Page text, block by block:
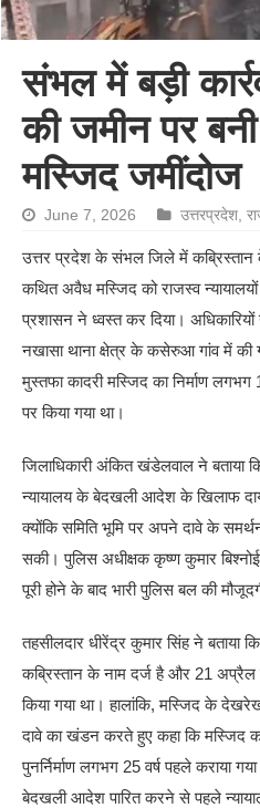
संभल में बड़ी
की जमीन पर
मस्जिद जमींदोज
June 7, 2026 उत्तरप्रदेश ,
उत्तर प्रदेश के संभल जिले में कब्रिस्तान
कथित अवैध मस्जिद को राजस्व
प्रशासन ने ध्वस्त कर दिया। अधिकारियों
नखासा थाना क्षेत्र के कसेरुआ गांव में की
मुस्तफा कादरी मस्जिद का निर्माण लगभग
पर किया गया था।
जिलाधिकारी अंकित खंडेलवाल ने बताया
न्यायालय के बेदखली आदेश के खिलाफ
क्योंकि समिति भूमि पर अपने दावे के
सकी। पुलिस अधीक्षक कृष्ण कुमार
पूरी होने के बाद भारी पुलिस बल की
तहसीलदार धीरेंद्र कुमार सिंह ने बताया
कब्रिस्तान के नाम दर्ज है और 21
किया गया था। हालांकि, मस्जिद के
दावे का खंडन करते हुए कहा कि मस्जिद
पुनर्निर्माण लगभग 25 वर्ष पहले कराया
बेदखली आदेश पारित करने से पहले